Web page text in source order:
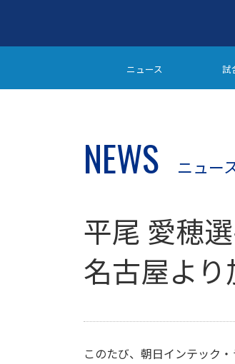
ニュース 試
NEWS ニュー
平尾 愛穂
名古屋よ
このたび、朝日インテック